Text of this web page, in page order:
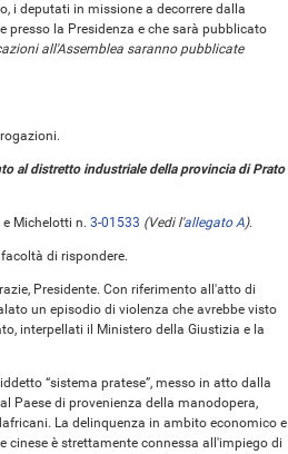
i deputati in missione a decorrere dalla
la Presidenza e che sarà pubblicato
all'Assemblea saranno pubblicate
al distretto industriale della provincia di Prato
Michelotti n. 3-01533 (Vedi l'allegato A).
di rispondere.
Presidente. Con riferimento all'atto di
un episodio di violenza che avrebbe visto
interpellati il Ministero della Giustizia e la
“sistema pratese”, messo in atto dalla
Paese di provenienza della manodopera,
La delinquenza in ambito economico e
cinese è strettamente connessa all'impiego di